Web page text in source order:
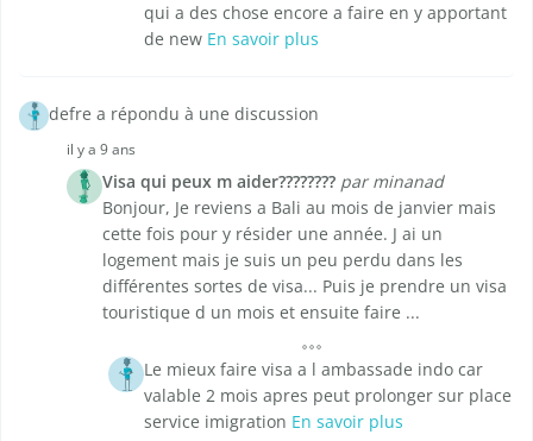
qui a des chose encore a faire en y apportant
de new En savoir plus
defre a répondu à une discussion
il y a 9 ans
Visa qui peux m aider???????? par minanad
Bonjour, Je reviens a Bali au mois de janvier mais
cette fois pour y résider une année. J ai un
logement mais je suis un peu perdu dans les
différentes sortes de visa... Puis je prendre un visa
touristique d un mois et ensuite faire ...
Le mieux faire visa a l ambassade indo car
valable 2 mois apres peut prolonger sur place
service imigration En savoir plus